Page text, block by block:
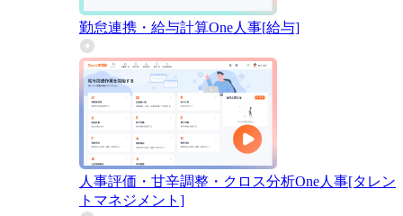
勤怠連携・給与計算One人事[給与]
人事評価・甘辛調整・クロス分析One人事[タレン
トマネジメント]